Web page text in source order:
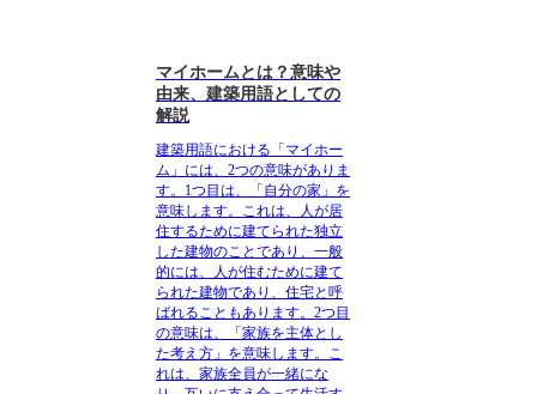
マイホームとは？意味や
由来、建築用語としての
解説
建築用語における 「マイホー
ム」 には、2つの意味がありま
す。1つ目は、
「自分の家」 を
意味します。これは、人が居
住するために建てられた独立
した建物のことであり、一般
的には、人が住むために建て
られた建物であり、住宅と呼
ばれることもあります。2つ目
の意味は、
「家族を主体とし
た考え方」 を意味します。こ
れは、家族全員が一緒にな